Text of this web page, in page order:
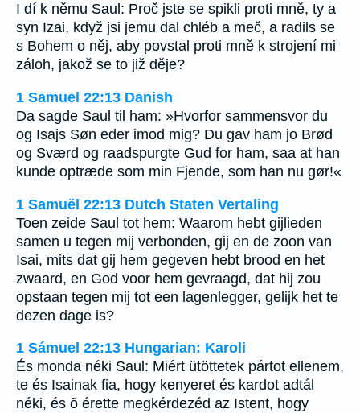
I dí k němu Saul: Proč jste se spikli proti mně, ty a
syn Izai, když jsi jemu dal chléb a meč, a radils se
s Bohem o něj, aby povstal proti mně k strojení mi
záloh, jakož se to již děje?
1 Samuel 22:13 Danish
Da sagde Saul til ham: »Hvorfor sammensvor du
og Isajs Søn eder imod mig? Du gav ham jo Brød
og Sværd og raadspurgte Gud for ham, saa at han
kunde optræde som min Fjende, som han nu gør!«
1 Samuël 22:13 Dutch Staten Vertaling
Toen zeide Saul tot hem: Waarom hebt gijlieden
samen u tegen mij verbonden, gij en de zoon van
Isai, mits dat gij hem gegeven hebt brood en het
zwaard, en God voor hem gevraagd, dat hij zou
opstaan tegen mij tot een lagenlegger, gelijk het te
dezen dage is?
1 Sámuel 22:13 Hungarian: Karoli
És monda néki Saul: Miért ütöttetek pártot ellenem,
te és Isainak fia, hogy kenyeret és kardot adtál
néki, és õ érette megkérdezéd az Istent, hogy